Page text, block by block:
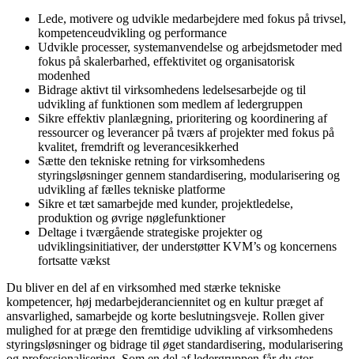
Lede, motivere og udvikle medarbejdere med fokus på trivsel,
kompetenceudvikling og performance
Udvikle processer, systemanvendelse og arbejdsmetoder med
fokus på skalerbarhed, effektivitet og organisatorisk
modenhed
Bidrage aktivt til virksomhedens ledelsesarbejde og til
udvikling af funktionen som medlem af ledergruppen
Sikre effektiv planlægning, prioritering og koordinering af
ressourcer og leverancer på tværs af projekter med fokus på
kvalitet, fremdrift og leverancesikkerhed
Sætte den tekniske retning for virksomhedens
styringsløsninger gennem standardisering, modularisering og
udvikling af fælles tekniske platforme
Sikre et tæt samarbejde med kunder, projektledelse,
produktion og øvrige nøglefunktioner
Deltage i tværgående strategiske projekter og
udviklingsinitiativer, der understøtter KVM’s og koncernens
fortsatte vækst
Du bliver en del af en virksomhed med stærke tekniske
kompetencer, høj medarbejderanciennitet og en kultur præget af
ansvarlighed, samarbejde og korte beslutningsveje. Rollen giver
mulighed for at præge den fremtidige udvikling af virksomhedens
styringsløsninger og bidrage til øget standardisering, modularisering